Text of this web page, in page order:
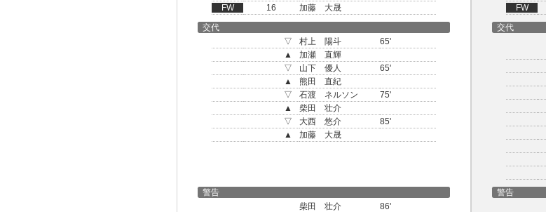
FW
16 加藤 大晟
FW
交代
▽
村上 陽斗
65'
▲
加瀬 直輝
▽
山下 優人
65'
▲
熊田 直紀
▽
石渡 ネルソン
75'
▲
柴田 壮介
▽
大西 悠介
85'
▲
加藤 大晟
交代
警告
柴田 壮介
86'
警告